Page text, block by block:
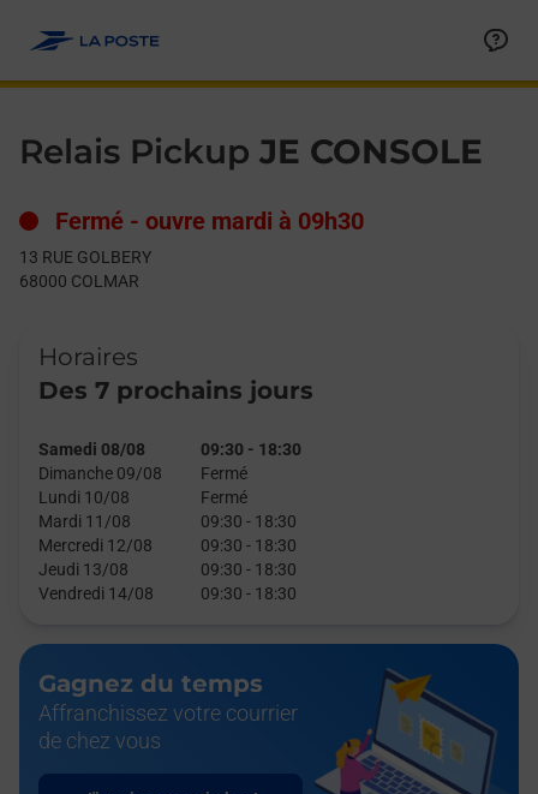
Relais Pickup JE CONSOLE
Fermé - ouvre mardi à 09h30
13 RUE GOLBERY
68000 COLMAR
Horaires
Des 7 prochains jours
Samedi 08/08 09:30 - 18:30
Dimanche 09/08
Fermé
Lundi 10/08
Fermé
Mardi 11/08
09:30 - 18:30
Mercredi 12/08
09:30 - 18:30
Jeudi 13/08
09:30 - 18:30
Vendredi 14/08
09:30 - 18:30
Gagnez du temps
Affranchissez votre courrier
de chez vous